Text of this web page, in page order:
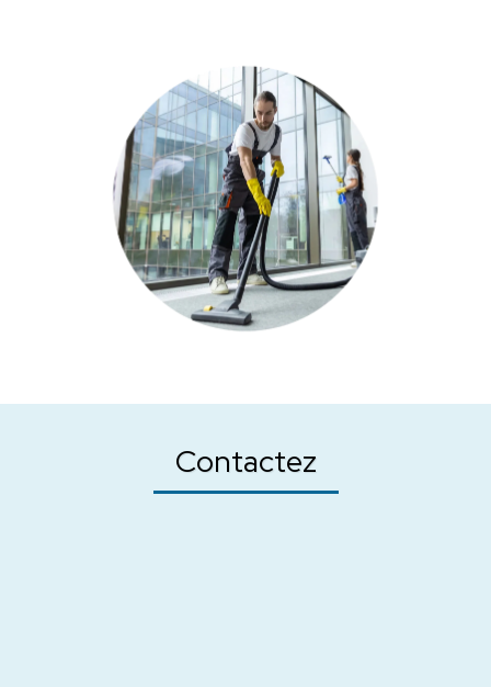
Contactez